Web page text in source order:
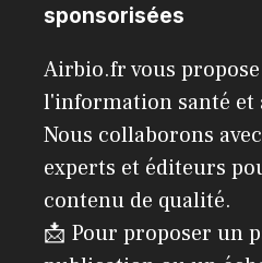
sponsorisées
Airbio.fr vous
l'information santé et
Nous collaborons
experts et éditeurs
contenu de qualité.
📩 Pour proposer un